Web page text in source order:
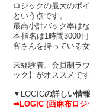
ロジックの最大のポ
という点です。
最高小計バック率は
本指名は1時間3000
客さんを持っている
未経験者、会員制ラ
ック】がオススメです
▼LOGICの詳しい情
⇒LOGIC (西麻布ロジ